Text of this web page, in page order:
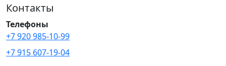
Контакты
Телефоны
+7 920 985-10-99
+7 915 607-19-04